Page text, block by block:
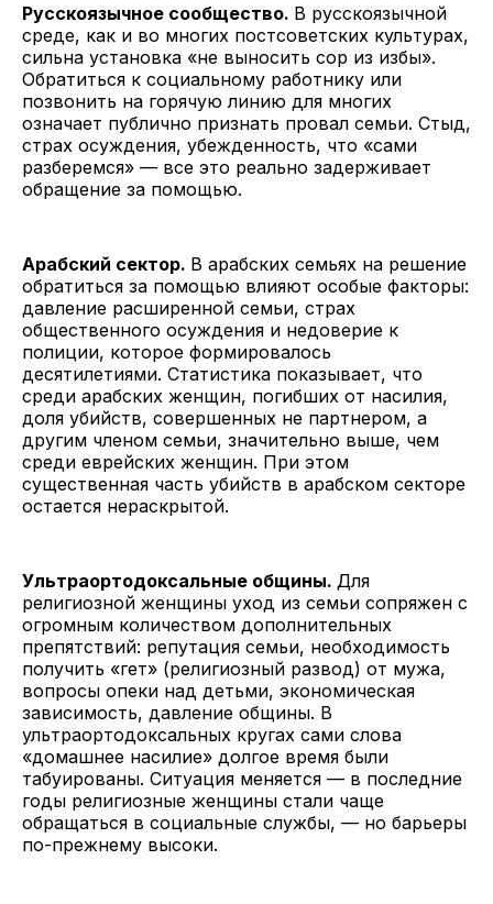
Русскоязычное сообщество. В русскоязычной
среде, как и во многих постсоветских культурах,
сильна установка «не выносить сор из избы».
Обратиться к социальному работнику или
позвонить на горячую линию для многих
означает публично признать провал семьи. Стыд,
страх осуждения, убежденность, что «сами
разберемся» — все это реально задерживает
обращение за помощью.
Арабский сектор. В арабских семьях на решение
обратиться за помощью влияют особые факторы:
давление расширенной семьи, страх
общественного осуждения и недоверие к
полиции, которое формировалось
десятилетиями. Статистика показывает, что
среди арабских женщин, погибших от насилия,
доля убийств, совершенных не партнером, а
другим членом семьи, значительно выше, чем
среди еврейских женщин. При этом
существенная часть убийств в арабском секторе
остается нераскрытой.
Ультраортодоксальные общины. Для
религиозной женщины уход из семьи сопряжен с
огромным количеством дополнительных
препятствий: репутация семьи, необходимость
получить «гет» (религиозный развод) от мужа,
вопросы опеки над детьми, экономическая
зависимость, давление общины. В
ультраортодоксальных кругах сами слова
«домашнее насилие» долгое время были
табуированы. Ситуация меняется — в последние
годы религиозные женщины стали чаще
обращаться в социальные службы, — но барьеры
по-прежнему высоки.